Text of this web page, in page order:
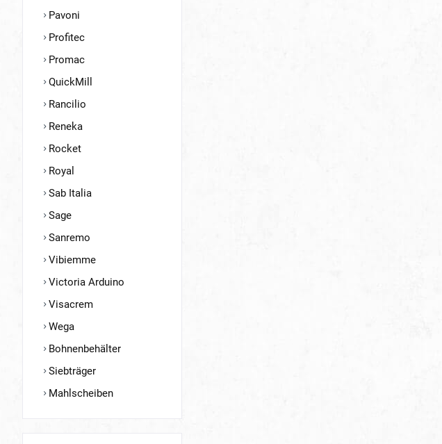
Pavoni
Profitec
Promac
QuickMill
Rancilio
Reneka
Rocket
Royal
Sab Italia
Sage
Sanremo
Vibiemme
Victoria Arduino
Visacrem
Wega
Bohnenbehälter
Siebträger
Mahlscheiben